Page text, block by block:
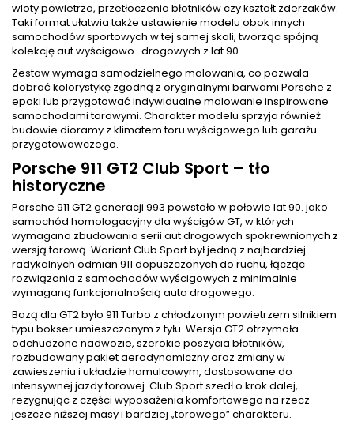
wloty powietrza, przetłoczenia błotników czy kształt zderzaków.
Taki format ułatwia także ustawienie modelu obok innych
samochodów sportowych w tej samej skali, tworząc spójną
kolekcję aut wyścigowo–drogowych z lat 90.
Zestaw wymaga samodzielnego malowania, co pozwala
dobrać kolorystykę zgodną z oryginalnymi barwami Porsche z
epoki lub przygotować indywidualne malowanie inspirowane
samochodami torowymi. Charakter modelu sprzyja również
budowie dioramy z klimatem toru wyścigowego lub garażu
przygotowawczego.
Porsche 911 GT2 Club Sport – tło
historyczne
Porsche 911 GT2 generacji 993 powstało w połowie lat 90. jako
samochód homologacyjny dla wyścigów GT, w których
wymagano zbudowania serii aut drogowych spokrewnionych z
wersją torową. Wariant Club Sport był jedną z najbardziej
radykalnych odmian 911 dopuszczonych do ruchu, łącząc
rozwiązania z samochodów wyścigowych z minimalnie
wymaganą funkcjonalnością auta drogowego.
Bazą dla GT2 było 911 Turbo z chłodzonym powietrzem silnikiem
typu bokser umieszczonym z tyłu. Wersja GT2 otrzymała
odchudzone nadwozie, szerokie poszycia błotników,
rozbudowany pakiet aerodynamiczny oraz zmiany w
zawieszeniu i układzie hamulcowym, dostosowane do
intensywnej jazdy torowej. Club Sport szedł o krok dalej,
rezygnując z części wyposażenia komfortowego na rzecz
jeszcze niższej masy i bardziej „torowego” charakteru.